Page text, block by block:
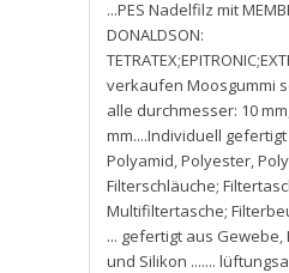
...PES Nadelfilz mit
DONALDSON:
verkaufen Moosgummi
alle durchmesser: 10 mm
mm....Individuell
Polyamid,Polyester,
Filterschläuche;
Multifiltertasche;
... gefertigt aus Gewebe,
und Silikon .......